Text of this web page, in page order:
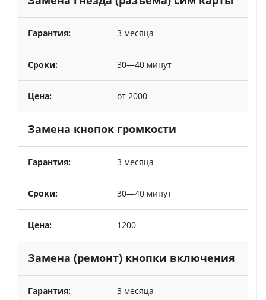
3 месяца
30—40 минут
от 2000
Замена кнопок громкости
3 месяца
30—40 минут
1200
Замена (ремонт) кнопки включения
3 месяца